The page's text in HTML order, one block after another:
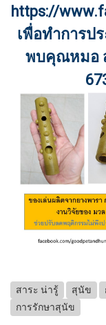
https://
เพื่อทำการป
พบคุณหมอ
สาระ น่ารู้ สุนัข
การรักษาสุนัข